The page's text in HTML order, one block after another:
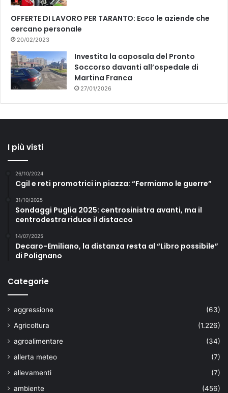
OFFERTE DI LAVORO PER TARANTO: Ecco le aziende che
cercano personale
20/02/2023
Investita la caposala del Pronto
Soccorso davanti all’ospedale di
Martina Franca
27/01/2026
I più visti
26/10/2024
Cgil e reti promotrici in piazza: “Fermiamo le guerre”
31/10/2025
Sondaggi Puglia 2025: centrosinistra avanti, ma il
centrodestra riduce il distacco
14/07/2025
Decaro-Emiliano, la distanza resta al “Libro possibile”
di Polignano
Categorie
aggressione
(63)
Agricoltura
(1.226)
agroalimentare
(34)
allerta meteo
(7)
allevamenti
(7)
ambiente
(456)